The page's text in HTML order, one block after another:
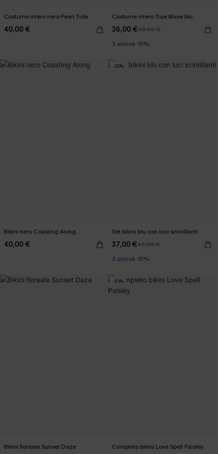
Costume intero nero Pearl Tide
40,00 €
Costume intero True Muse blu
36,00 €40,00 €
3 articoli -15%
Bikini nero Coasting Along
40,00 €
-20%
Set bikini blu con luci scintillanti
37,00 €46,00 €
3 articoli -15%
Bikini floreale Sunset Daze
-51%
Completo bikini Love Spell Paisley